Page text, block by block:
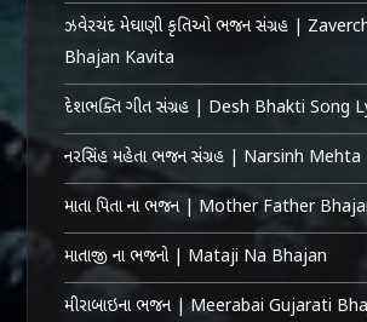
ઝવેરચંદ મેઘાણી કૃતિઓ ભજન સંગ્રહ |
Bhajan Kavita
દેશભક્તિ ગીત સંગ્રહ | Desh Bhakti Song
નરસિંહ મહેતા ભજન સંગ્રહ | Narsinh Mehta
માતા પિતા ના ભજન | Mother Father
માતાજી ના ભજનો | Mataji Na Bhajan
મીરાબાઇના ભજન | Meerabai Gujarati